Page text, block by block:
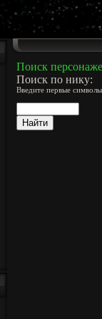
Поиск
Поиск по нику:
Введите первые